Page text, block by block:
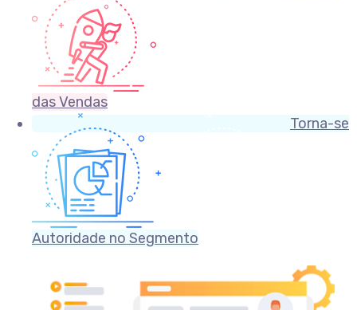
das Vendas
Torna-se
Autoridade no Segmento